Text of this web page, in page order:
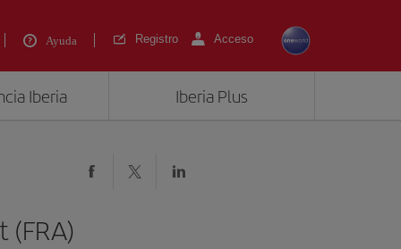
Ayuda Registro Acceso
Iberia Iberia Plus
(FRA)